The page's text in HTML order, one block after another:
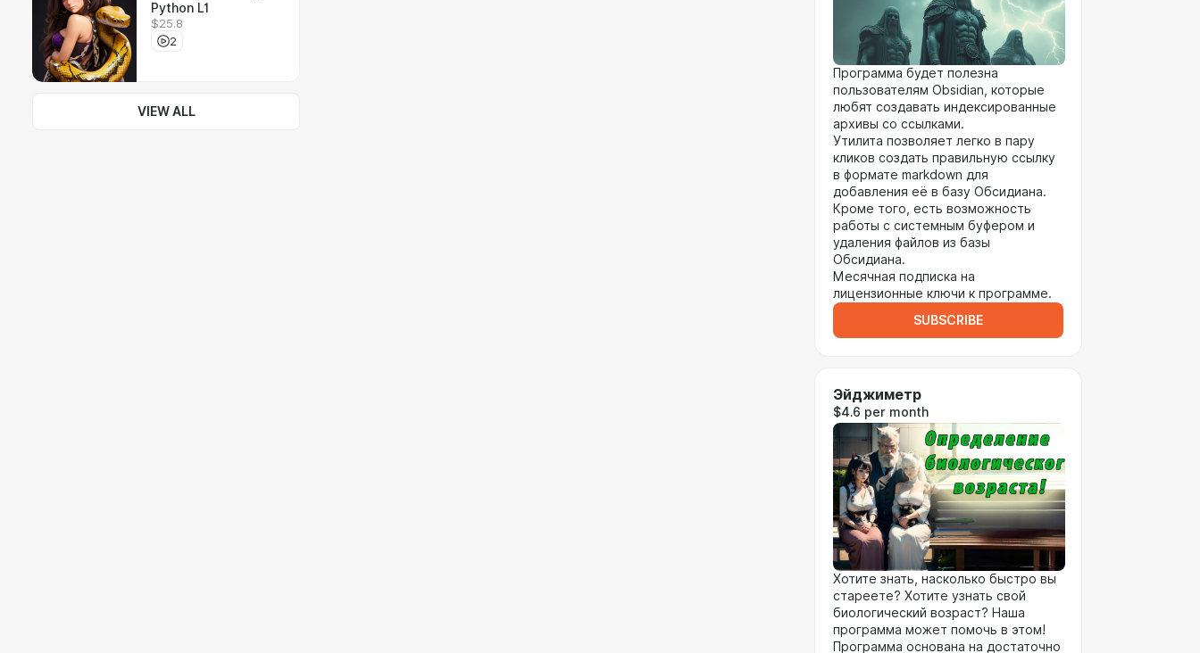
Python L1
$25.8
2
VIEW ALL
Программа будет полезна
пользователям Obsidian, которые
любят создавать индексированные
архивы со ссылками.
Утилита позволяет легко в пару
кликов создать правильную ссылку
в формате markdown для
добавления её в базу Обсидиана.
Кроме того, есть возможность
работы с системным буфером и
удаления файлов из базы
Обсидиана.
Месячная подписка на
лицензионные ключи к программе.
SUBSCRIBE
Эйджиметр
$4.6 per month
Хотите знать, насколько быстро вы
стареете? Хотите узнать свой
биологический возраст? Наша
программа может помочь в этом!
Программа основана на достаточно